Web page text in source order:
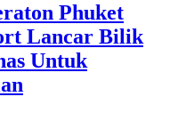
Phuket
Lancar Bilik
Untuk